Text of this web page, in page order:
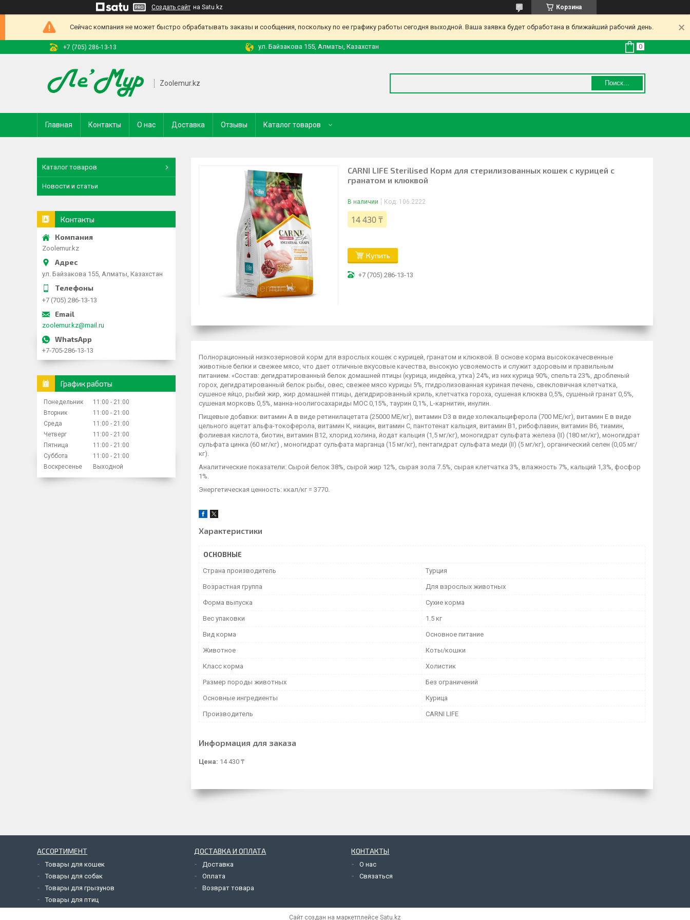
Создать сайт на Satu.kz Корзина
Сейчас компания не может быстро обрабатывать заказы и сообщения, поскольку по ее графику работы сегодня выходной. Ваша заявка будет обработана в ближайший рабочий день.
+7 (705) 286-13-13 ул. Байзакова 155, Алматы, Казахстан
Zoolemur.kz Поиск...
Главная Контакты О нас Доставка Отзывы Каталог товаров
CARNI LIFE Sterilised Корм для стерилизованных кошек с курицей с
гранатом и клюквой
В наличии Код: 106.2222
14 430 ₸
Купить
+7 (705) 286-13-13
Полнорационный низкозерновой корм для взрослых кошек с курицей, гранатом и клюквой. В основе корма высококачесвенные
животные белки и свежее мясо, что дает отличные вкусовые качества, высокую усвояемость и служит здоровым и правильным
питанием. «Состав: дегидратированный белок домашней птицы (курица, индейка, утка) 24%, из них курица 90%, спельта 23%, дробленый
горох, дегидратированный белок рыбы, овес, свежее мясо курицы 5%, ггидролизованная куриная печень, свекловичная клетчатка,
сушеное яйцо, рыбий жир, жир домашней птицы, дегидрированный криль, клетчатка гороха, сушеная клюква 0,5%, сушеный гранат 0,5%,
сушеная морковь 0,5%, манна-ноолигосахариды МОС 0,15%, таурин 0,1%, L-карнитин, инулин.
Пищевые добавки: витамин А в виде ретинилацетата (25000 МЕ/кг), витамин D3 в виде холекальциферола (700 МЕ/кг), витамин Е в виде
цельного ацетат альфа-токоферола, витамин К, ниацин, витамин С, пантотенат кальция, витамин В1, рибофлавин, витамин B6, тиамин,
фолиевая кислота, биотин, витамин B12, хлорид холина, йодат кальция (1,5 мг/кг), моногидрат сульфата железа (II) (180 мг/кг), моногидрат
сульфата цинка (60 мг/кг) , моногидрат сульфата марганца (15 мг/кг), пентагидрат сульфата меди (II) (5 мг/кг), органический селен (0,05 мг/
кг).
Аналитические показатели: Сырой белок 38%, сырой жир 12%, сырая зола 7.5%, сырая клетчатка 3%, влажность 7%, кальций 1,3%, фосфор
1%.
Энергетическая ценность: ккал/кг = 3770.
Характеристики
ОСНОВНЫЕ
Страна производитель Турция
Возрастная группа Для взрослых животных
Форма выпуска Сухие корма
Вес упаковки 1.5 кг
Вид корма Основное питание
Животное Коты/кошки
Класс корма Холистик
Размер породы животных Без ограничений
Основные ингредиенты Курица
Производитель CARNI LIFE
Информация для заказа
Цена: 14 430 ₸
Каталог товаров
Новости и статьи
Контакты
Zoolemur.kz
ул. Байзакова 155, Алматы, Казахстан
+7 (705) 286-13-13
zoolemur.kz@mail.ru
+7-705-286-13-13
График работы
Понедельник 11:00
21:00
Вторник
11:00
21:00
Среда
11:00
21:00
Четверг
11:00
21:00
Пятница
11:00
21:00
Суббота
11:00
21:00
Воскресенье
Выходной
АССОРТИМЕНТ
Товары для кошек
Товары для собак
Товары для грызунов
Товары для птиц
ДОСТАВКА И ОПЛАТА
Доставка
Оплата
Возврат товара
КОНТАКТЫ
О нас
Связаться
Сайт создан на маркетплейсе Satu.kz